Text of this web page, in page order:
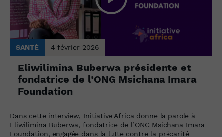
SANTÉ 4 février 2026
Eliwilimina Buberwa présidente et
fondatrice de l’ONG Msichana Imara
Foundation
Dans cette interview, Initiative Africa donne la parole à
Eliwilimina Buberwa, fondatrice de l’ONG Msichana Imara
Foundation, engagée dans la lutte contre la précarité